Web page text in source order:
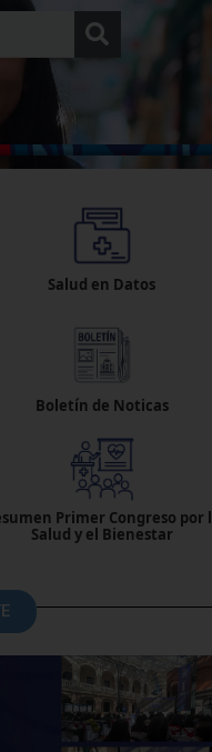
Salud en Datos
Boletín de Noticas
Primer Congreso por
Salud y el Bienestar